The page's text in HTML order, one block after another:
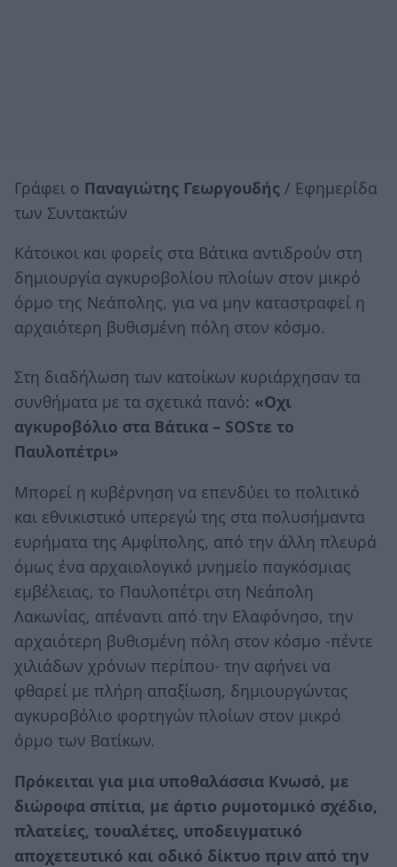
Γράφει ο Παναγιώτης Γεωργουδής / Εφημερίδα
των Συντακτών
Κάτοικοι και φορείς στα Βάτικα αντιδρούν στη
δημιουργία αγκυροβολίου πλοίων στον μικρό
όρμο της Νεάπολης, για να μην καταστραφεί η
αρχαιότερη βυθισμένη πόλη στον κόσμο.
Στη διαδήλωση των κατοίκων κυριάρχησαν τα
συνθήματα με τα σχετικά πανό: «Οχι
αγκυροβόλιο στα Βάτικα – SOSτε το
Παυλοπέτρι»
Μπορεί η κυβέρνηση να επενδύει το πολιτικό
και εθνικιστικό υπερεγώ της στα πολυσήμαντα
ευρήματα της Αμφίπολης, από την άλλη πλευρά
όμως ένα αρχαιολογικό μνημείο παγκόσμιας
εμβέλειας, το Παυλοπέτρι στη Νεάπολη
Λακωνίας, απέναντι από την Ελαφόνησο, την
αρχαιότερη βυθισμένη πόλη στον κόσμο -πέντε
χιλιάδων χρόνων περίπου- την αφήνει να
φθαρεί με πλήρη απαξίωση, δημιουργώντας
αγκυροβόλιο φορτηγών πλοίων στον μικρό
όρμο των Βατίκων.
Πρόκειται για μια υποθαλάσσια Κνωσό, με
διώροφα σπίτια, με άρτιο ρυμοτομικό σχέδιο,
πλατείες, τουαλέτες, υποδειγματικό
αποχετευτικό και οδικό δίκτυο πριν από την